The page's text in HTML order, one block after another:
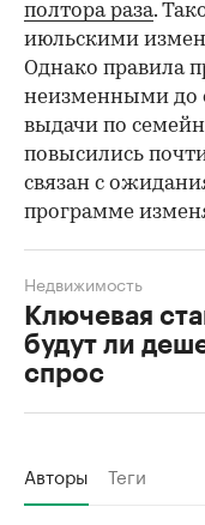
полтора раза.
июльскими
Однако правила
неизменными до
выдачи по
повысились
связан с
программе
Ключевая
будут ли
спрос
Недвижимость
Авторы Теги